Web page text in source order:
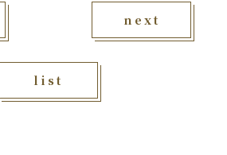
list
next